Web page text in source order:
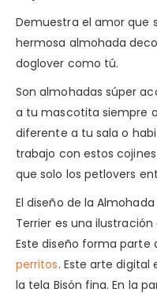
Demuestra el amor que
hermosa almohada
doglover como tú.
Son almohadas súper
a tu mascotita siempre
diferente a tu sala o
trabajo con estos
que solo los petlovers
El diseño de la
Terrier es una ilustración
Este diseño forma parte
perritos. Este arte
la tela Bisón fina. En la